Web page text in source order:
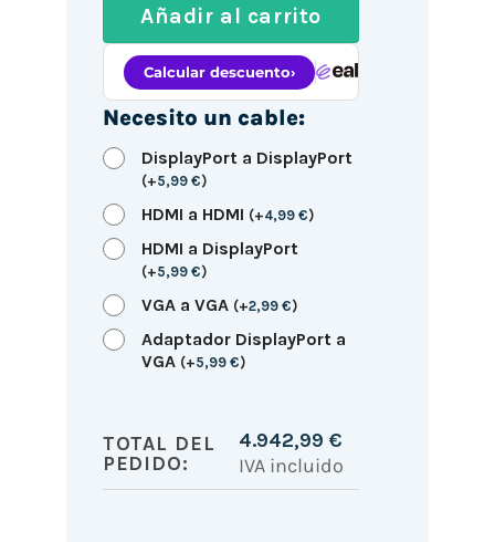
Añadir al carrito
Necesito un cable:
DisplayPort a DisplayPort
(+5,99 €)
HDMI a HDMI (+4,99 €)
HDMI a DisplayPort
(+5,99 €)
VGA a VGA (+2,99 €)
Adaptador DisplayPort a
VGA (+5,99 €)
TOTAL DEL
PEDIDO:
4.942,99 €
IVA incluido